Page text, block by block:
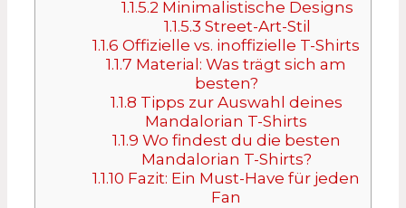
1.1.5.2 Minimalistische Designs
1.1.5.3 Street-Art-Stil
1.1.6 Offizielle vs. inoffizielle T-Shirts
1.1.7 Material: Was trägt sich am
besten?
1.1.8 Tipps zur Auswahl deines
Mandalorian T-Shirts
1.1.9 Wo findest du die besten
Mandalorian T-Shirts?
1.1.10 Fazit: Ein Must-Have für jeden
Fan